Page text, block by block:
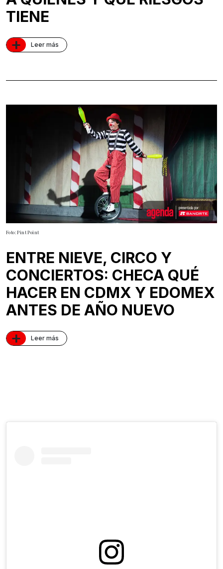
TIENE
+ Leer más
Foto: Pint Point
ENTRE NIEVE, CIRCO Y
CONCIERTOS: CHECA QUÉ
HACER EN CDMX Y EDOMEX
ANTES DE AÑO NUEVO
+ Leer más